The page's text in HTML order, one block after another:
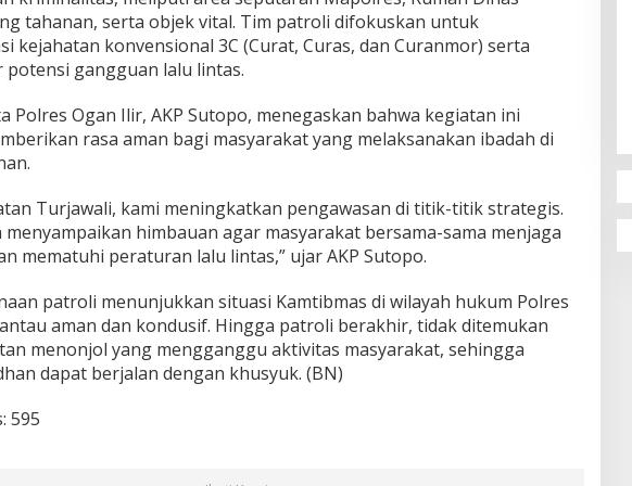
tahanan, serta objek vital. Tim patroli difokuskan untuk
kejahatan konvensional 3C (Curat, Curas, dan Curanmor) serta
potensi gangguan lalu lintas.
Polres Ogan Ilir, AKP Sutopo, menegaskan bahwa kegiatan ini
rasa aman bagi masyarakat yang melaksanakan ibadah di
Turjawali, kami meningkatkan pengawasan di titik-titik strategis.
menyampaikan himbauan agar masyarakat bersama-sama menjaga
mematuhi peraturan lalu lintas,” ujar AKP Sutopo.
patroli menunjukkan situasi Kamtibmas di wilayah hukum Polres
aman dan kondusif. Hingga patroli berakhir, tidak ditemukan
menonjol yang mengganggu aktivitas masyarakat, sehingga
dapat berjalan dengan khusyuk. (BN)
595